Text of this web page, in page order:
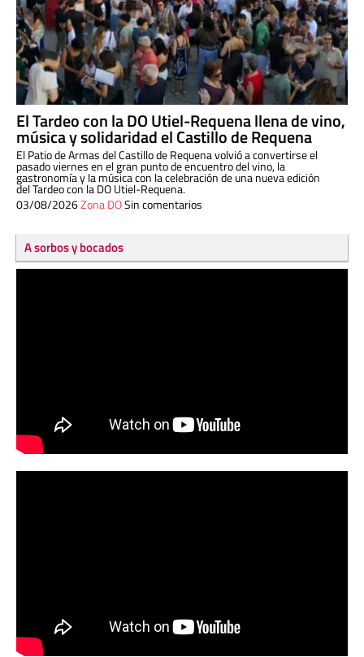
El Tardeo con la DO Utiel-Requena llena de vino,
música y solidaridad el Castillo de Requena
El Patio de Armas del Castillo de Requena volvió a convertirse el
pasado viernes en el gran punto de encuentro del vino, la
gastronomía y la música con la celebración de una nueva edición
del Tardeo con la DO Utiel-Requena.
03/08/2026Zona DOSin comentarios
A sorbos y bocados